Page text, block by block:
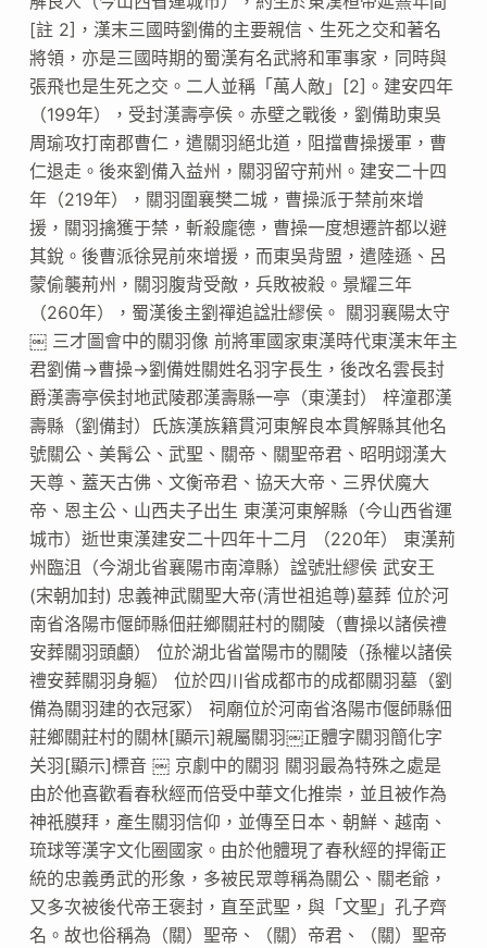
[註 2]，漢末三國時劉備的主要親信、生死之交和著名
將領，亦是三國時期的蜀漢有名武將和軍事家，同時與
張飛也是生死之交。二人並稱「萬人敵」[2]。建安四年
（199年），受封漢壽亭侯。赤壁之戰後，劉備助東吳
周瑜攻打南郡曹仁，遣關羽絕北道，阻擋曹操援軍，曹
仁退走。後來劉備入益州，關羽留守荊州。建安二十四
年（219年），關羽圍襄樊二城，曹操派于禁前來增
援，關羽擒獲于禁，斬殺龐德，曹操一度想遷許都以避
其銳。後曹派徐晃前來增援，而東吳背盟，遣陸遜、呂
蒙偷襲荊州，關羽腹背受敵，兵敗被殺。景耀三年
（260年），蜀漢後主劉禪追諡壯繆侯。 關羽襄陽太守
￼ 三才圖會中的關羽像 前將軍國家東漢時代東漢末年主
君劉備→曹操→劉備姓關姓名羽字長生，後改名雲長封
爵漢壽亭侯封地武陵郡漢壽縣一亭（東漢封） 梓潼郡漢
壽縣（劉備封）氏族漢族籍貫河東解良本貫解縣其他名
號關公、美髯公、武聖、關帝、關聖帝君、昭明翊漢大
天尊、蓋天古佛、文衡帝君、協天大帝、三界伏魔大
帝、恩主公、山西夫子出生 東漢河東解縣（今山西省運
城市）逝世東漢建安二十四年十二月 （220年） 東漢荊
州臨沮（今湖北省襄陽市南漳縣）諡號壯繆侯 武安王
(宋朝加封) 忠義神武關聖大帝(清世祖追尊)墓葬 位於河
南省洛陽市偃師縣佃莊鄉關莊村的關陵（曹操以諸侯禮
安葬關羽頭顱） 位於湖北省當陽市的關陵（孫權以諸侯
禮安葬關羽身軀） 位於四川省成都市的成都關羽墓（劉
備為關羽建的衣冠冢） 祠廟位於河南省洛陽市偃師縣佃
莊鄉關莊村的關林[顯示]親屬關羽￼正體字關羽簡化字
关羽[顯示]標音 ￼ 京劇中的關羽 關羽最為特殊之處是
由於他喜歡看春秋經而倍受中華文化推崇，並且被作為
神祇膜拜，產生關羽信仰，並傳至日本、朝鮮、越南、
琉球等漢字文化圈國家。由於他體現了春秋經的捍衛正
統的忠義勇武的形象，多被民眾尊稱為關公、關老爺，
又多次被後代帝王褒封，直至武聖，與「文聖」孔子齊
名。故也俗稱為（關）聖帝、（關）帝君、（關）聖帝